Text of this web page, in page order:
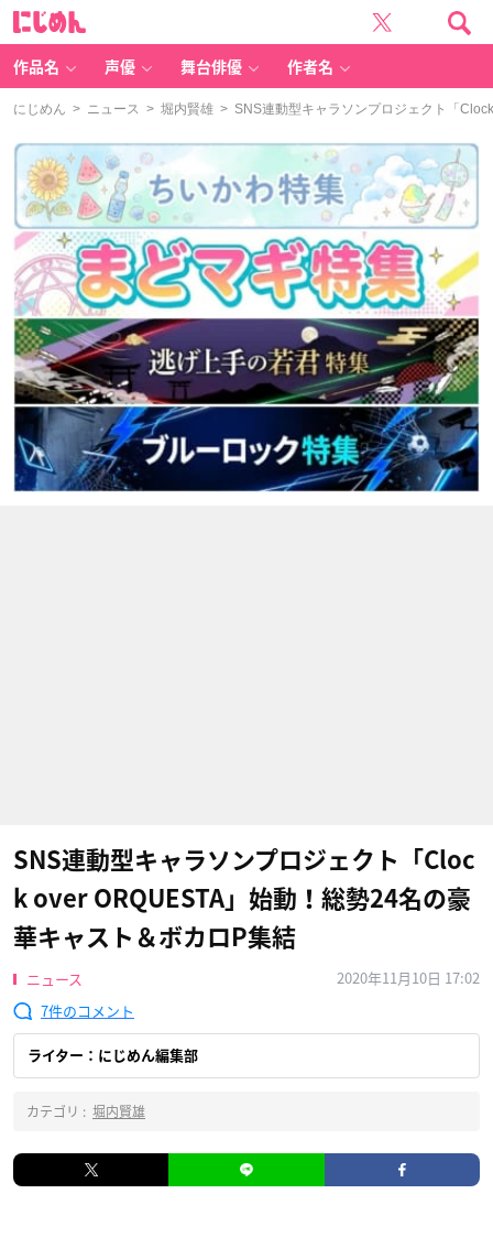
作品名 声優 舞台俳優 作者名
にじめん > ニュース > 堀内賢雄 > SNS連動型キャラソンプロジェクト「
SNS連動型キャラソンプロジェクト「Cloc
k over ORQUESTA」始動！総勢24名の豪
華キャスト＆ボカロP集結
ニュース
2020年11月10日 17:02
7
ライター：にじめん編集部
カテゴリ : 堀内賢雄